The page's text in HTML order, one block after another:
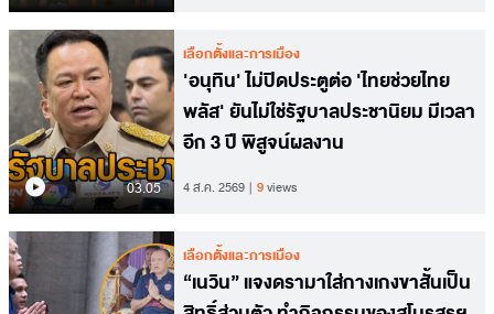
03.05
เลือกตั้งและการเมือง
'อนุทิน' ไม่ปิดประตูต่อ 'ไทยช่วยไทย
พลัส' ยันไม่ใช่รัฐบาลประชานิยม มีเวลา
อีก 3 ปี พิสูจน์ผลงาน
4 ส.ค. 2569 9views
เลือกตั้งและการเมือง
“เนวิน” แจงดรามาใส่กางเกงขาสั้นเป็น